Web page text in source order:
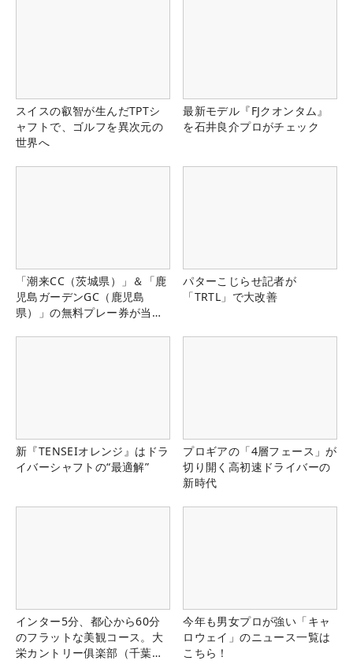
スイスの叡智が生んだTPTシ
ャフトで、ゴルフを異次元の
世界へ
最新モデル『FJクオンタム』
を石井良介プロがチェック
「潮来CC（茨城県）」＆「鹿
児島ガーデンGC（鹿児島
県）」の無料プレー券が当た
パターこじらせ記者が
「TRTL」で大改善
新『TENSEIオレンジ』はドラ
イバーシャフトの“最適解”
プロギアの「4層フェース」が
切り開く高初速ドライバーの
新時代
インター5分、都心から60分
のフラットな美観コース。大
栄カントリー俱楽部（千葉
今年も男女プロが強い「キャ
ロウェイ」のニュース一覧は
こちら！